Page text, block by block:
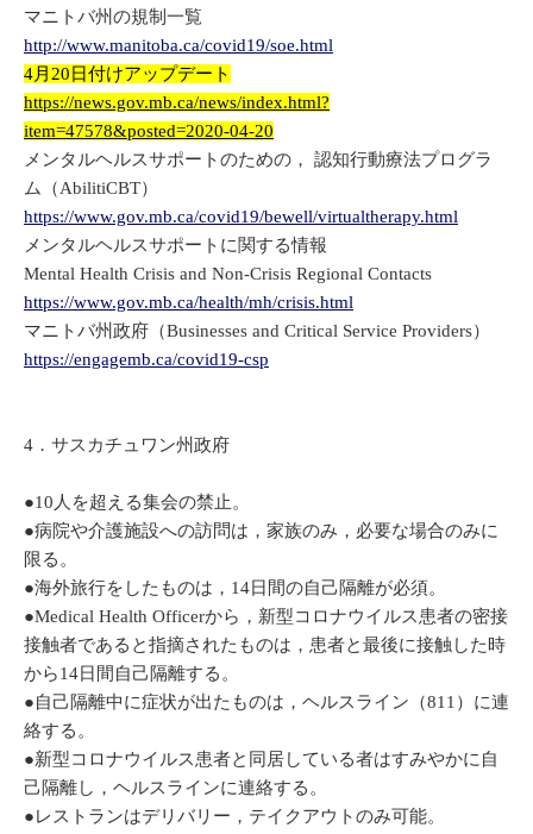
マニトバ州の規制一覧
http://www.manitoba.ca/covid19/soe.html
4月20日付けアップデート
https://news.gov.mb.ca/news/index.html?
item=47578&posted=2020-04-20
メンタルヘルスサポートのための， 認知行動療法プログラ
ム（AbilitiCBT）
https://www.gov.mb.ca/covid19/bewell/virtualtherapy.html
メンタルヘルスサポートに関する情報
Mental Health Crisis and Non-Crisis Regional Contacts
https://www.gov.mb.ca/health/mh/crisis.html
マニトバ州政府（Businesses and Critical Service Providers）
https://engagemb.ca/covid19-csp
4．サスカチュワン州政府
●10人を超える集会の禁止。
●病院や介護施設への訪問は，家族のみ，必要な場合のみに
限る。
●海外旅行をしたものは，14日間の自己隔離が必須。
●Medical Health Officerから，新型コロナウイルス患者の密接
接触者であると指摘されたものは，患者と最後に接触した時
から14日間自己隔離する。
●自己隔離中に症状が出たものは，ヘルスライン（811）に連
絡する。
●新型コロナウイルス患者と同居している者はすみやかに自
己隔離し，ヘルスラインに連絡する。
●レストランはデリバリー，テイクアウトのみ可能。